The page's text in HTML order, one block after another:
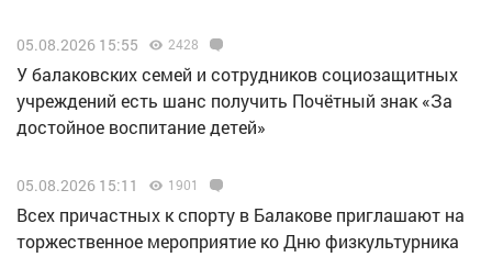
05.08.2026 15:55 2428
У балаковских семей и сотрудников социозащитных
учреждений есть шанс получить Почётный знак «За
достойное воспитание детей»
05.08.2026 15:11 1901
Всех причастных к спорту в Балакове приглашают на
торжественное мероприятие ко Дню физкультурника